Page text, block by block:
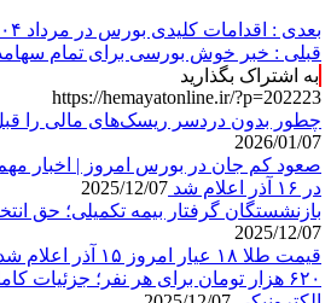
بعدی : اقدامات کلیدی بورس در مرداد ۱۴۰۴ معرفی شد
قبلی : خبر خوش بورسی برای تمام
به اشتراک بگذارید
https://hemayatonline.ir/?p=202223
چطور بدون دردسر ریسک‌های مالی را
2026/01/07
صعود کم جان در بورس امروز | اخبار مهم
در ۱۶ آذر اعلام شد
2025/12/07
بازنشستگان گرفتار بیمه تکمیلی؛ حق
2025/12/07
قیمت طلا ۱۸ عیار امروز ۱۵ آذر اعلام شد + جدول
۶۲۰ هزار تومان برای هر نفر؛ جزئیات